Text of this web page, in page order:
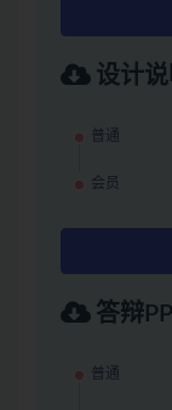
设计
普通
会员
答辩
普通